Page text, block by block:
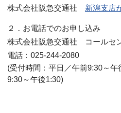
株式会社阪急交通社 新潟支店
２．お電話でのお申し込み
株式会社阪急交通社 コールセ
電話：025-244-2080
(受付時間：平日／午前9:30～
9:30～午後1:30)